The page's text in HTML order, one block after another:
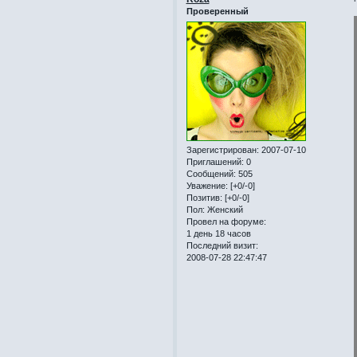
Проверенный
Зарегистрирован: 2007-07-10
Приглашений: 0
Сообщений: 505
Уважение: [+0/-0]
Позитив: [+0/-0]
Пол: Женский
Провел на форуме:
1 день 18 часов
Последний визит:
2008-07-28 22:47:47